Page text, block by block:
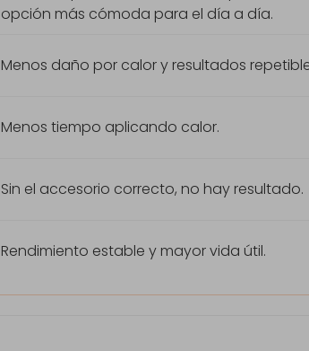
opción más cómoda para el día a día.
Menos daño por calor y resultados
Menos tiempo aplicando calor.
Sin el accesorio correcto, no hay resultado.
Rendimiento estable y mayor vida útil.